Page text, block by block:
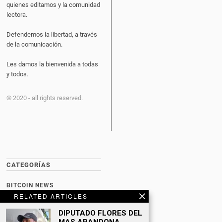
RELATED ARTICLES
DIPUTADO FLORES DEL
quienes editamos y la comunidad
lectora.
Defendemos la libertad, a través
de la comunicación.
Les damos la bienvenida a todas
y todos.
© 2020 - all rights reserved.
CATEGORÍAS
BITCOIN NEWS
CULTURA
DATING